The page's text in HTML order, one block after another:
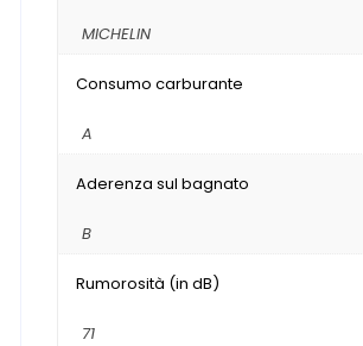
MICHELIN
Consumo carburante
A
Aderenza sul bagnato
B
Rumorosità (in dB)
71